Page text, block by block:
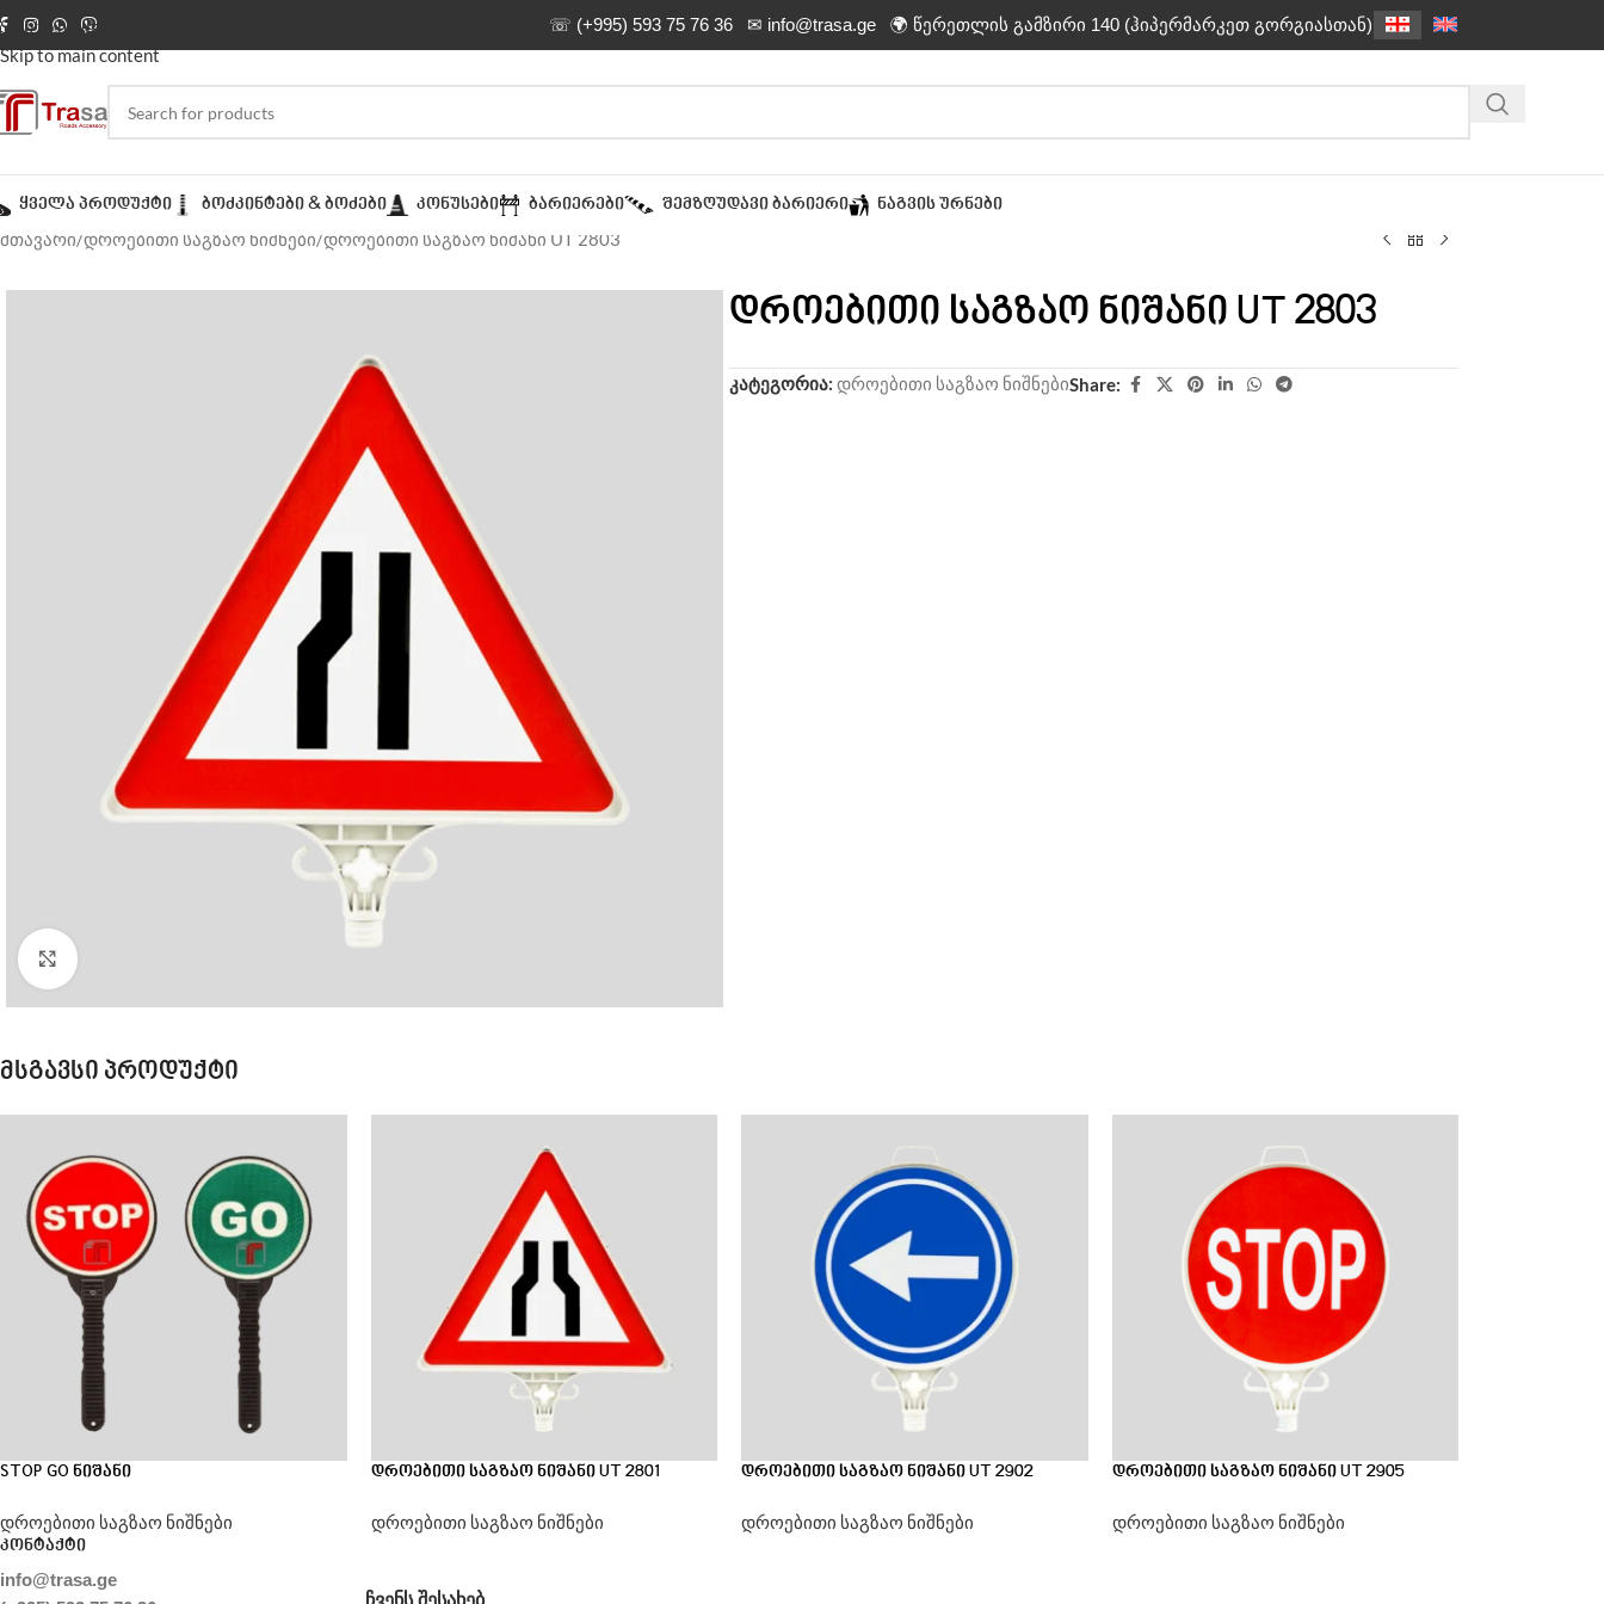
Skip to navigation
Skip to main content
☏ (+995) 593 75 76 36 ✉ info@trasa.ge 🌍 წერეთლის გამზირი 140 (ჰიპერმარკეთ გორგიასთან)
ᲧᲕᲔᲚᲐ ᲞᲠᲝᲓᲣᲥᲢᲘ ᲑᲝᲫᲙᲘᲜᲢᲔᲑᲘ & ᲑᲝᲫᲔᲑᲘ ᲙᲝᲜᲣᲡᲔᲑᲘ ᲑᲐᲠᲘᲔᲠᲔᲑᲘ ᲨᲔᲛᲖᲦᲣᲓᲐᲕᲘ ᲑᲐᲠᲘᲔᲠᲘ ᲜᲐᲒᲕᲘᲡ ᲣᲠᲜᲔᲑᲘ
მთავარი დროებითი საგზაო ნიშნები დროებითი საგზაო ნიშანი UT 2803
დროებითი საგზაო ნიშანი UT 2803
კატეგორია: დროებითი საგზაო ნიშნებიShare:
მსგავსი პროდუქტი
STOP GO ნიშანი
დროებითი საგზაო ნიშნები
დროებითი საგზაო ნიშანი UT 2801
დროებითი საგზაო ნიშნები
დროებითი საგზაო ნიშანი UT 2902
დროებითი საგზაო ნიშნები
დროებითი საგზაო ნიშანი UT 2905
დროებითი საგზაო ნიშნები
კონტაქტი
info@trasa.ge